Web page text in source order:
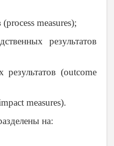
measures);
результатов
результатов (outcome
measures).
на: